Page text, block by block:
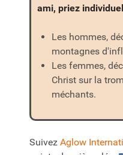
ami, priez
Les hommes,
montagnes
Les femmes,
Christ sur la
méchants.
Suivez Aglow